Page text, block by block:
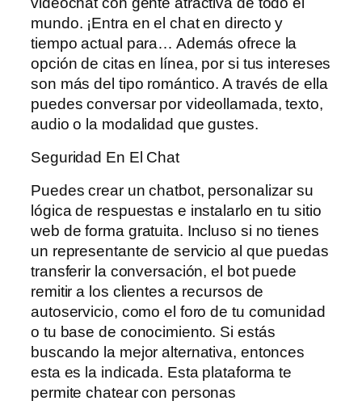
mundo. ¡Entra en el chat en directo y
tiempo actual para… Además ofrece la
opción de citas en línea, por si tus intereses
son más del tipo romántico. A través de ella
puedes conversar por videollamada, texto,
audio o la modalidad que gustes.
Seguridad En El Chat
Puedes crear un chatbot, personalizar su
lógica de respuestas e instalarlo en tu sitio
web de forma gratuita. Incluso si no tienes
un representante de servicio al que puedas
transferir la conversación, el bot puede
remitir a los clientes a recursos de
autoservicio, como el foro de tu comunidad
o tu base de conocimiento. Si estás
buscando la mejor alternativa, entonces
esta es la indicada. Esta plataforma te
permite chatear con personas